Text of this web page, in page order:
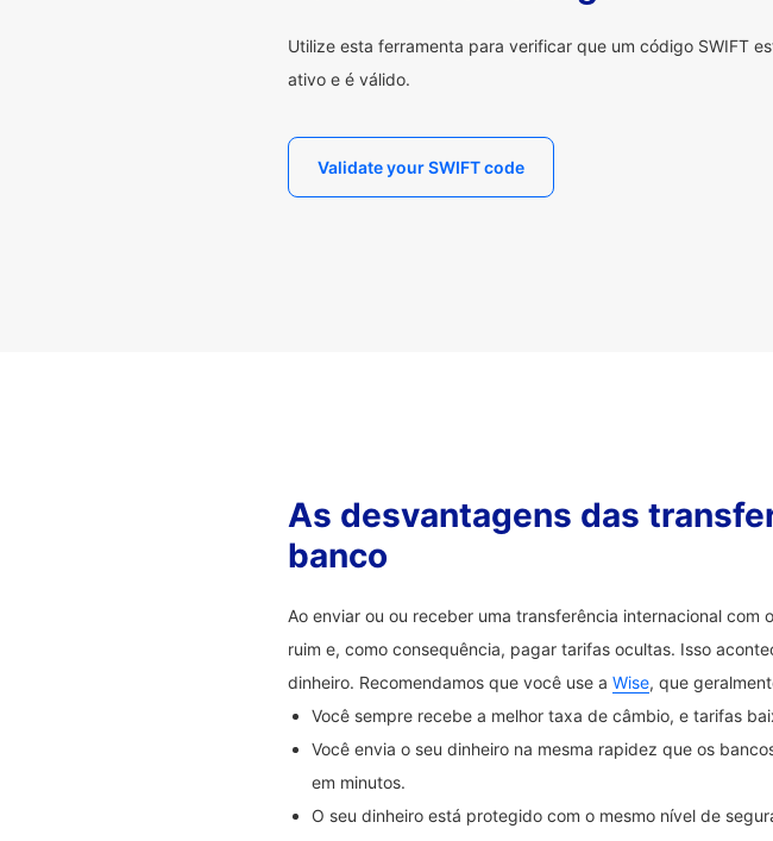
Utilize esta ferramenta para verificar que um código SWIFT
ativo e é válido.
Validate your SWIFT code
As desvantagens das
banco
Ao enviar ou ou receber uma transferência internacional
ruim e, como consequência, pagar tarifas ocultas. Isso
dinheiro. Recomendamos que você use a Wise, que
Você sempre recebe a melhor taxa de câmbio, e tarifas
Você envia o seu dinheiro na mesma rapidez que os
em minutos.
O seu dinheiro está protegido com o mesmo nível de